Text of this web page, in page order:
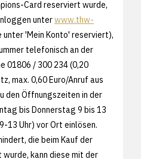
Card reserviert wurde,
unterwww.thw-
unter 'Mein Konto' reserviert),
telefonisch an der
01806 / 300 234 (0,20
max. 0,60 Euro/Anruf aus
den Öffnungszeiten in der
bis Donnerstag 9 bis 13
13 Uhr) vor Ort einlösen.
die beim Kauf der
kann diese mit der